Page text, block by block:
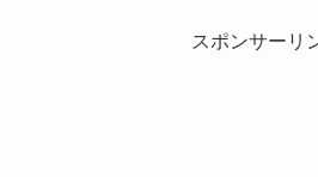
スポンサーリ